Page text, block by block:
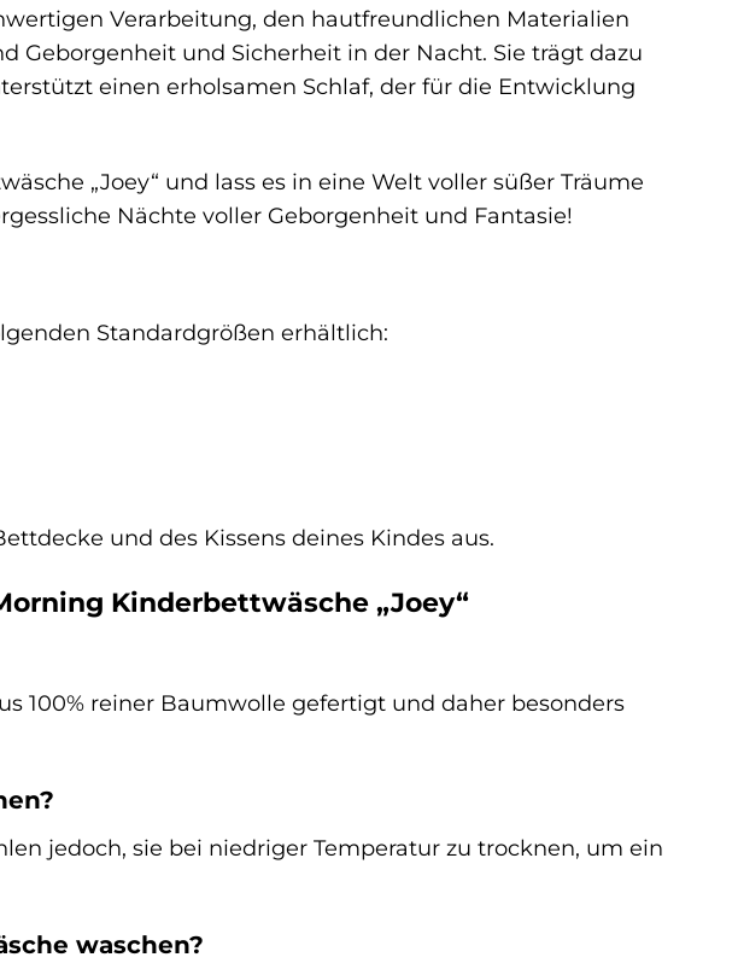
Verarbeitung, den hautfreundlichen Materialien
Geborgenheit und Sicherheit in der Nacht. Sie trägt dazu
einen erholsamen Schlaf, der für die Entwicklung
„Joey“ und lass es in eine Welt voller süßer Träume
Nächte voller Geborgenheit und Fantasie!
Standardgrößen erhältlich:
und des Kissens deines Kindes aus.
Kinderbettwäsche „Joey“
100% reiner Baumwolle gefertigt und daher besonders
jedoch, sie bei niedriger Temperatur zu trocknen, um ein
waschen?